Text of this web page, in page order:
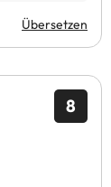
Übersetzen
8